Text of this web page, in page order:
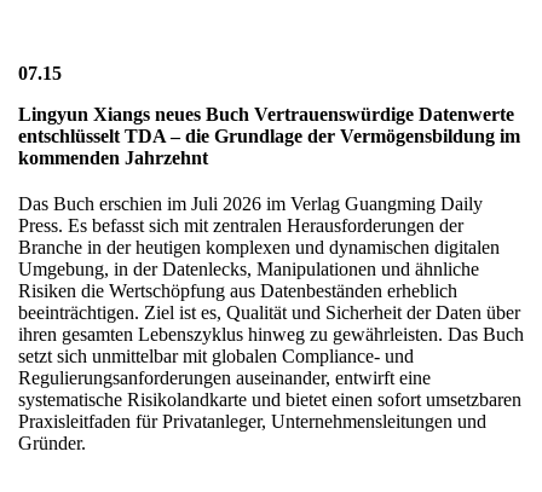
07.15
Lingyun Xiangs neues Buch Vertrauenswürdige Datenwerte
entschlüsselt TDA – die Grundlage der Vermögensbildung im
kommenden Jahrzehnt
Das Buch erschien im Juli 2026 im Verlag Guangming Daily
Press. Es befasst sich mit zentralen Herausforderungen der
Branche in der heutigen komplexen und dynamischen digitalen
Umgebung, in der Datenlecks, Manipulationen und ähnliche
Risiken die Wertschöpfung aus Datenbeständen erheblich
beeinträchtigen. Ziel ist es, Qualität und Sicherheit der Daten über
ihren gesamten Lebenszyklus hinweg zu gewährleisten. Das Buch
setzt sich unmittelbar mit globalen Compliance- und
Regulierungsanforderungen auseinander, entwirft eine
systematische Risikolandkarte und bietet einen sofort umsetzbaren
Praxisleitfaden für Privatanleger, Unternehmensleitungen und
Gründer.